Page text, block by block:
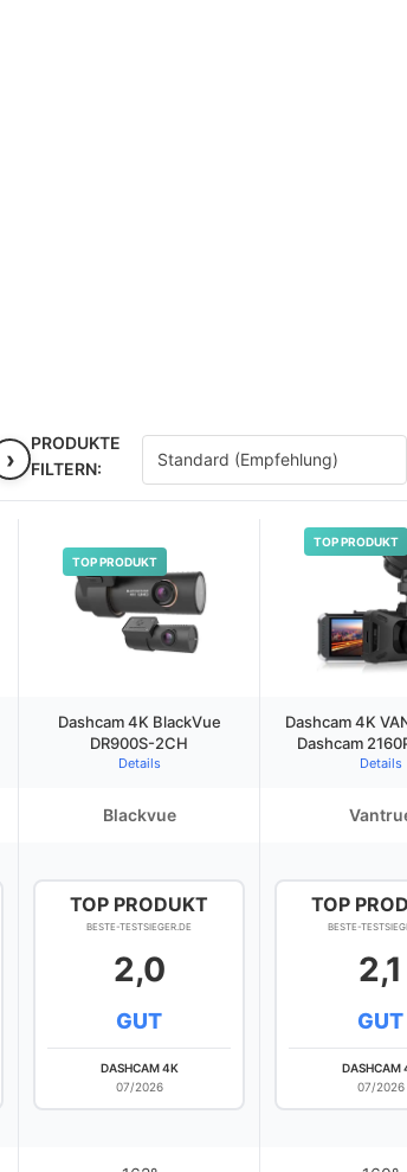
›
PRODUKTE
FILTERN:
TOP PRODUKT
TOP PRODUKT
Dashcam 4K BlackVue
DR900S-2CH
Details
Dashcam 4K
Dashcam
Details
Blackvue
TOP PRODUKT
BESTE-TESTSIEGER.DE
2,0
GUT
DASHCAM 4K
07/2026
TOP
BESTE-
2,1
GUT
DASHCAM
07/2026